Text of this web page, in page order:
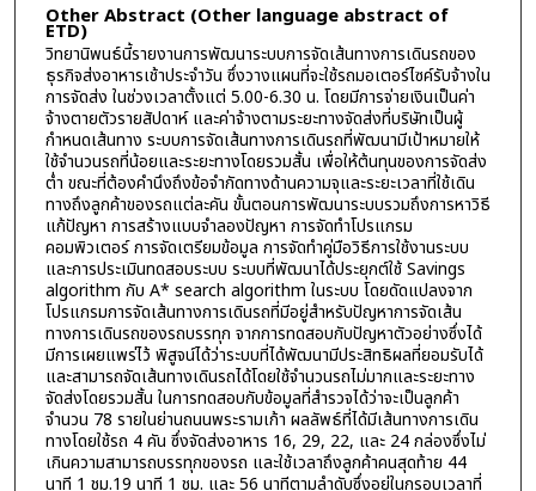
Other Abstract (Other language abstract of
ETD)
วิทยานิพนธ์นี้รายงานการพัฒนาระบบการจัดเส้นทางการเดินรถของ
ธุรกิจส่งอาหารเช้าประจำวัน ซึ่งวางแผนที่จะใช้รถมอเตอร์ไซค์รับจ้างใน
การจัดส่ง ในช่วงเวลาตั้งแต่ 5.00-6.30 น. โดยมีการจ่ายเงินเป็นค่า
จ้างตายตัวรายสัปดาห์ และค่าจ้างตามระยะทางจัดส่งที่บริษัทเป็นผู้
กำหนดเส้นทาง ระบบการจัดเส้นทางการเดินรถที่พัฒนามีเป้าหมายให้
ใช้จำนวนรถที่น้อยและระยะทางโดยรวมสั้น เพื่อให้ต้นทุนของการจัดส่ง
ต่ำ ขณะที่ต้องคำนึงถึงข้อจำกัดทางด้านความจุและระยะเวลาที่ใช้เดิน
ทางถึงลูกค้าของรถแต่ละคัน ขั้นตอนการพัฒนาระบบรวมถึงการหาวิธี
แก้ปัญหา การสร้างแบบจำลองปัญหา การจัดทำโปรแกรม
คอมพิวเตอร์ การจัดเตรียมข้อมูล การจัดทำคู่มือวิธีการใช้งานระบบ
และการประเมินทดสอบระบบ ระบบที่พัฒนาได้ประยุกต์ใช้ Savings
algorithm กับ A* search algorithm ในระบบ โดยดัดแปลงจาก
โปรแกรมการจัดเส้นทางการเดินรถที่มีอยู่สำหรับปัญหาการจัดเส้น
ทางการเดินรถของรถบรรทุก จากการทดสอบกับปัญหาตัวอย่างซึ่งได้
มีการเผยแพร่ไว้ พิสูจน์ได้ว่าระบบที่ได้พัฒนามีประสิทธิผลที่ยอมรับได้
และสามารถจัดเส้นทางเดินรถได้โดยใช้จำนวนรถไม่มากและระยะทาง
จัดส่งโดยรวมสั้น ในการทดสอบกับข้อมูลที่สำรวจได้ว่าจะเป็นลูกค้า
จำนวน 78 รายในย่านถนนพระรามเก้า ผลลัพธ์ที่ได้มีเส้นทางการเดิน
ทางโดยใช้รถ 4 คัน ซึ่งจัดส่งอาหาร 16, 29, 22, และ 24 กล่องซึ่งไม่
เกินความสามารถบรรทุกของรถ และใช้เวลาถึงลูกค้าคนสุดท้าย 44
นาที 1 ชม.19 นาที 1 ชม. และ 56 นาทีตามลำดับซึ่งอยู่ในกรอบเวลาที่